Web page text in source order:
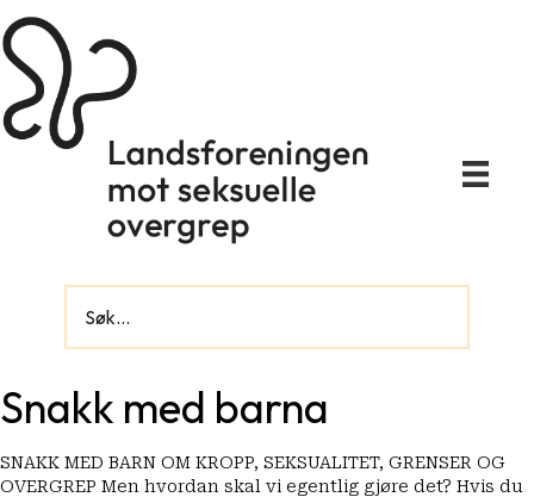
Snakk med barna
SNAKK MED BARN OM KROPP, SEKSUALITET, GRENSER OG
OVERGREP Men hvordan skal vi egentlig gjøre det? Hvis du